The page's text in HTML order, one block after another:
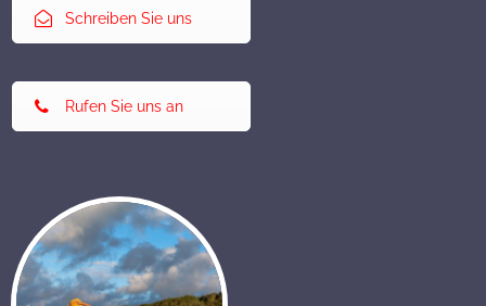
Schreiben Sie uns
Rufen Sie uns an